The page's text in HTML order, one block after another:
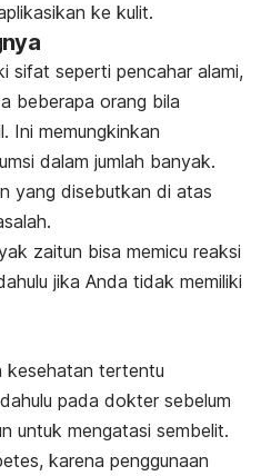
ke kulit.
sifat seperti pencahar alami,
beberapa orang bila
Ini memungkinkan
dalam jumlah banyak.
yang disebutkan di atas
zaitun bisa memicu reaksi
jika Anda tidak memiliki
kesehatan tertentu
pada dokter sebelum
untuk mengatasi sembelit.
karena penggunaan